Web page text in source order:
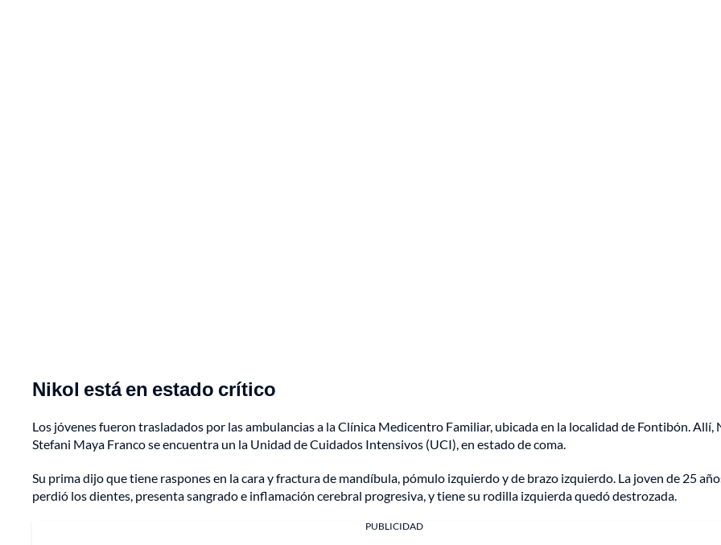
Nikol está en estado crítico
Los jóvenes fueron trasladados por las ambulancias a la Clínica Medicentro Familiar, ubicada en la localidad de Fontibón. Allí,
Stefani Maya Franco se encuentra un la Unidad de Cuidados Intensivos (UCI), en estado de coma.
Su prima dijo que tiene raspones en la cara y fractura de mandíbula, pómulo izquierdo y de brazo izquierdo. La joven de 25
perdió los dientes, presenta sangrado e inflamación cerebral progresiva, y tiene su rodilla izquierda quedó destrozada.
PUBLICIDAD